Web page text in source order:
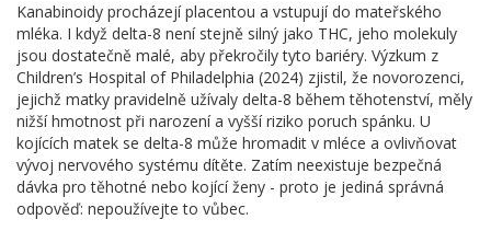
Kanabinoidy procházejí placentou a vstupují do mateřského
mléka. I když delta-8 není stejně silný jako THC, jeho molekuly
jsou dostatečně malé, aby překročily tyto bariéry. Výzkum z
Children’s Hospital of Philadelphia (2024) zjistil, že novorozenci,
jejichž matky pravidelně užívaly delta-8 během těhotenství, měly
nižší hmotnost při narození a vyšší riziko poruch spánku. U
kojících matek se delta-8 může hromadit v mléce a ovlivňovat
vývoj nervového systému dítěte. Zatím neexistuje bezpečná
dávka pro těhotné nebo kojící ženy - proto je jediná správná
odpověď: nepoužívejte to vůbec.